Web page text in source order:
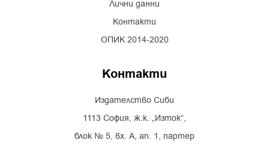
Лични данни
Контакти
ОПИК 2014-2020
Контакти
Издателство Сиби
1113 София, ж.к. „Изток“,
блок № 5, вх. А, ап. 1, партер